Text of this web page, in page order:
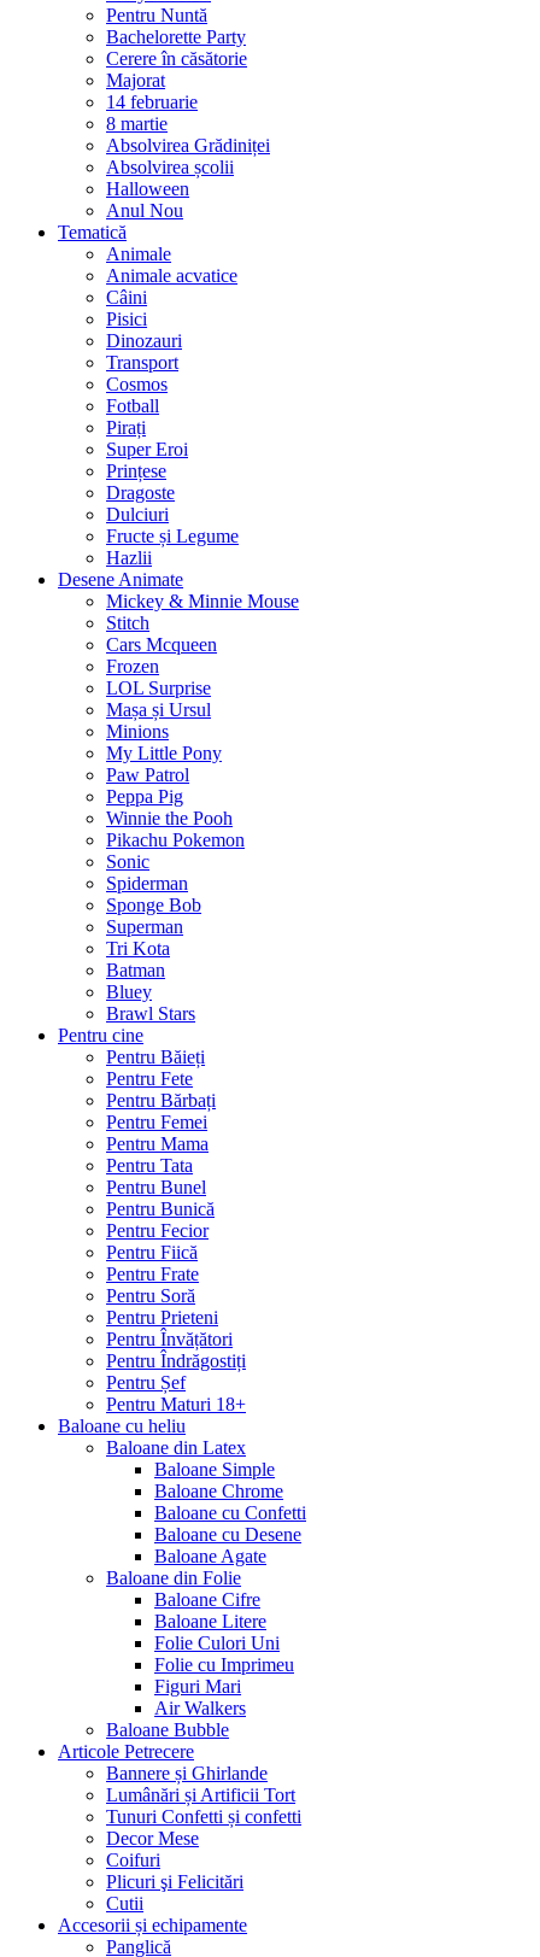
Pentru Nuntă
Bachelorette Party
Cerere în căsătorie
Majorat
14 februarie
8 martie
Absolvirea Grădiniței
Absolvirea școlii
Halloween
Anul Nou
Tematică
Animale
Animale acvatice
Câini
Pisici
Dinozauri
Transport
Cosmos
Fotball
Pirați
Super Eroi
Prințese
Dragoste
Dulciuri
Fructe și Legume
Hazlii
Desene Animate
Mickey & Minnie Mouse
Stitch
Cars Mcqueen
Frozen
LOL Surprise
Mașa și Ursul
Minions
My Little Pony
Paw Patrol
Peppa Pig
Winnie the Pooh
Pikachu Pokemon
Sonic
Spiderman
Sponge Bob
Superman
Tri Kota
Batman
Bluey
Brawl Stars
Pentru cine
Pentru Băieți
Pentru Fete
Pentru Bărbați
Pentru Femei
Pentru Mama
Pentru Tata
Pentru Bunel
Pentru Bunică
Pentru Fecior
Pentru Fiică
Pentru Frate
Pentru Soră
Pentru Prieteni
Pentru Învățători
Pentru Îndrăgostiți
Pentru Șef
Pentru Maturi 18+
Baloane cu heliu
Baloane din Latex
Baloane Simple
Baloane Chrome
Baloane cu Confetti
Baloane cu Desene
Baloane Agate
Baloane din Folie
Baloane Cifre
Baloane Litere
Folie Culori Uni
Folie cu Imprimeu
Figuri Mari
Air Walkers
Baloane Bubble
Articole Petrecere
Bannere și Ghirlande
Lumânări și Artificii Tort
Tunuri Confetti și confetti
Decor Mese
Coifuri
Plicuri şi Felicitări
Cutii
Accesorii și echipamente
Panglică